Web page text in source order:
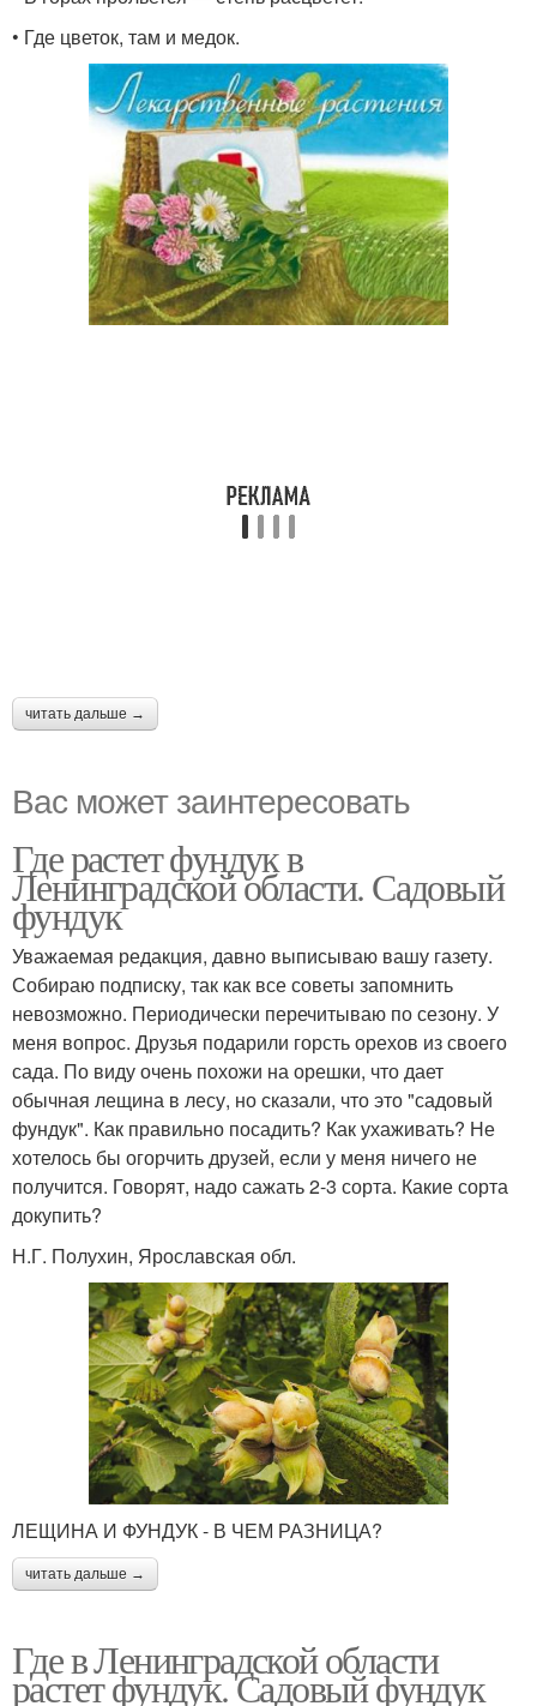
• Где цветок, там и медок.
читать дальше →
Вас может заинтересовать
Где растет фундук в
Ленинградской области. Садовый
фундук
Уважаемая редакция, давно выписываю вашу газету.
Собираю подписку, так как все советы запомнить
невозможно. Периодически перечитываю по сезону. У
меня вопрос. Друзья подарили горсть орехов из своего
сада. По виду очень похожи на орешки, что дает
обычная лещина в лесу, но сказали, что это "садовый
фундук". Как правильно посадить? Как ухаживать? Не
хотелось бы огорчить друзей, если у меня ничего не
получится. Го­ворят, надо сажать 2­-3 сорта. Какие сорта
докупить?
Н.Г. Полухин, Ярославская обл.
ЛЕЩИНА И ФУНДУК - В ЧЕМ РАЗНИЦА?
читать дальше →
Где в Ленинградской области
растет фундук. Садовый фундук